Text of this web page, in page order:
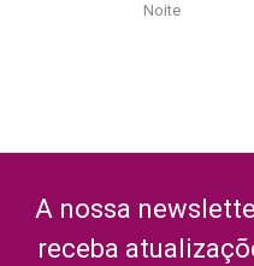
A nossa
receba